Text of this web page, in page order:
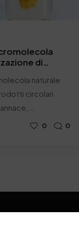
di
naturale
circolari
…
0 0